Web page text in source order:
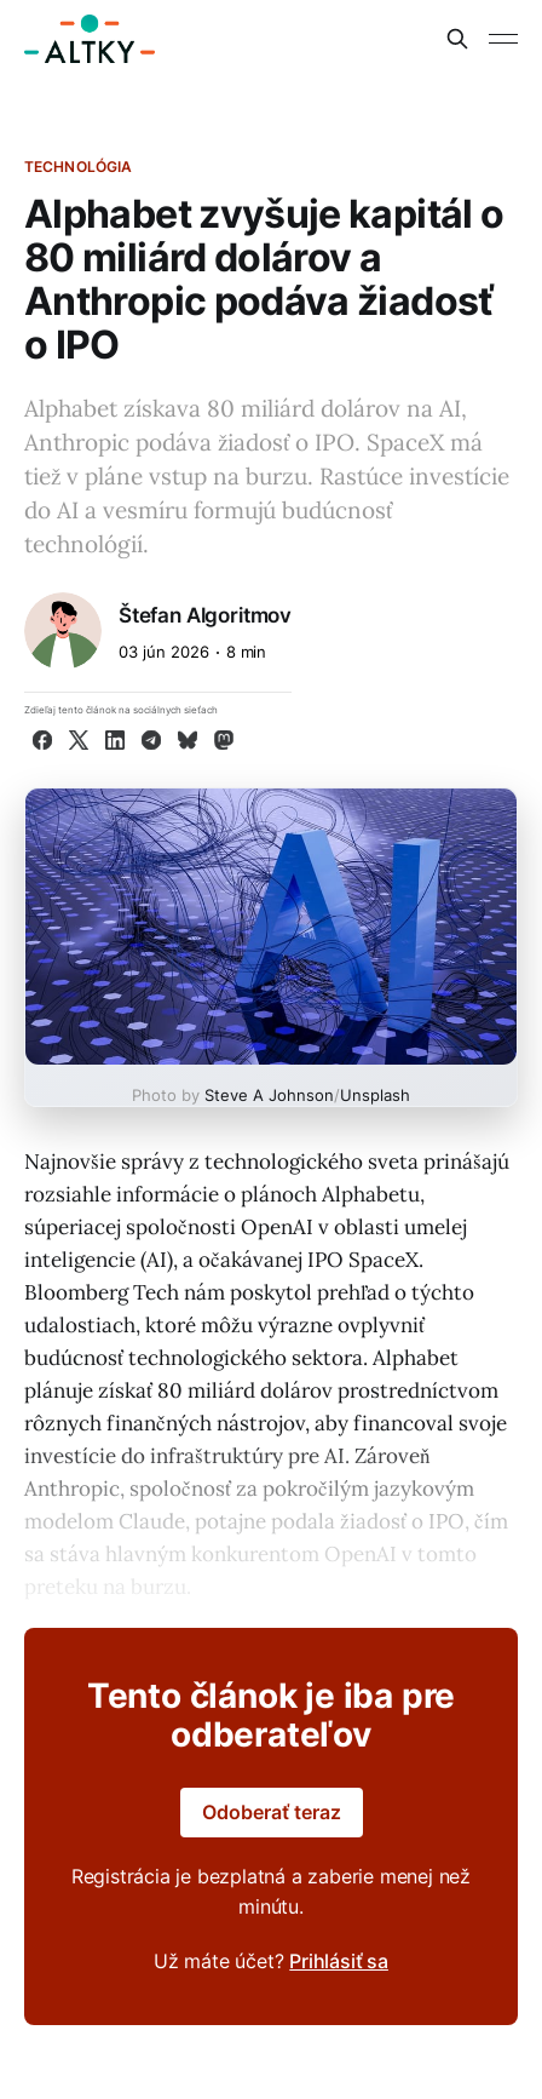
TECHNOLÓGIA
Alphabet zvyšuje kapitál o
80 miliárd dolárov a
Anthropic podáva žiadosť
o IPO
Alphabet získava 80 miliárd dolárov na AI,
Anthropic podáva žiadosť o IPO. SpaceX má
tiež v pláne vstup na burzu. Rastúce investície
do AI a vesmíru formujú budúcnosť
technológií.
Štefan Algoritmov
03 jún 2026 8 min
Zdieľaj tento článok na sociálnych sieťach
Facebook
X LinkedInTelegram
BlueskyMastodon
Photo by Steve A Johnson/Unsplash
Najnovšie správy z technologického sveta prinášajú
rozsiahle informácie o plánoch Alphabetu,
súperiacej spoločnosti OpenAI v oblasti umelej
inteligencie (AI), a očakávanej IPO SpaceX.
Bloomberg Tech nám poskytol prehľad o týchto
udalostiach, ktoré môžu výrazne ovplyvniť
budúcnosť technologického sektora. Alphabet
plánuje získať 80 miliárd dolárov prostredníctvom
rôznych finančných nástrojov, aby financoval svoje
investície do infraštruktúry pre AI. Zároveň
Anthropic, spoločnosť za pokročilým jazykovým
modelom Claude, potajne podala žiadosť o IPO, čím
sa stáva hlavným konkurentom OpenAI v tomto
preteku na burzu.
Tento článok je iba pre
odberateľov
Odoberať teraz
Registrácia je bezplatná a zaberie menej než
minútu.
Už máte účet? Prihlásiť sa